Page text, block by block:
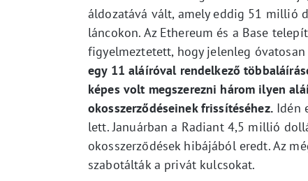
áldozatává vált, amely eddig 51 millió
láncokon. Az Ethereum és a Base
figyelmeztetett, hogy jelenleg
egy 11 aláíróval rendelkező
képes volt megszerezni három ilyen
okosszerződéseinek frissítéséhez.Idén
lett. Januárban a Radiant 4,5 millió
okosszerződések hibájából eredt. Az
szabotálták a privát kulcsokat.